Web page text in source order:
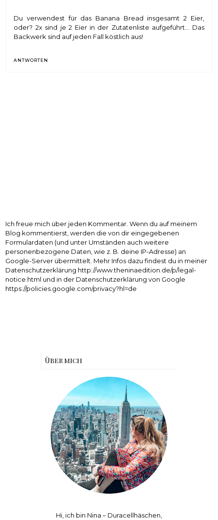
Du verwendest für das Banana Bread insgesamt 2 Eier,
oder? 2x sind je 2 Eier in der Zutatenliste aufgeführt... Das
Backwerk sind auf jeden Fall köstlich aus!
ANTWORTEN
Ich freue mich über jeden Kommentar. Wenn du auf meinem
Blog kommentierst, werden die von dir eingegebenen
Formulardaten (und unter Umständen auch weitere
personenbezogene Daten, wie z. B. deine IP-Adresse) an
Google-Server übermittelt. Mehr Infos dazu findest du in meiner
Datenschutzerklärung http://www.theninaedition.de/p/legal-
notice.html und in der Datenschutzerklärung von Google
https://policies.google.com/privacy?hl=de
Über mich
Hi, ich bin Nina – Duracellhäschen,